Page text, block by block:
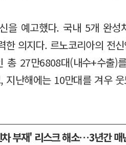
을 예고했다. 국내 5개 완
한 의지다. 르노코리아의 전
총 27만6808대(내수+수출)
지난해에는 10만대를 겨우
부재' 리스크 해소…3년간 매